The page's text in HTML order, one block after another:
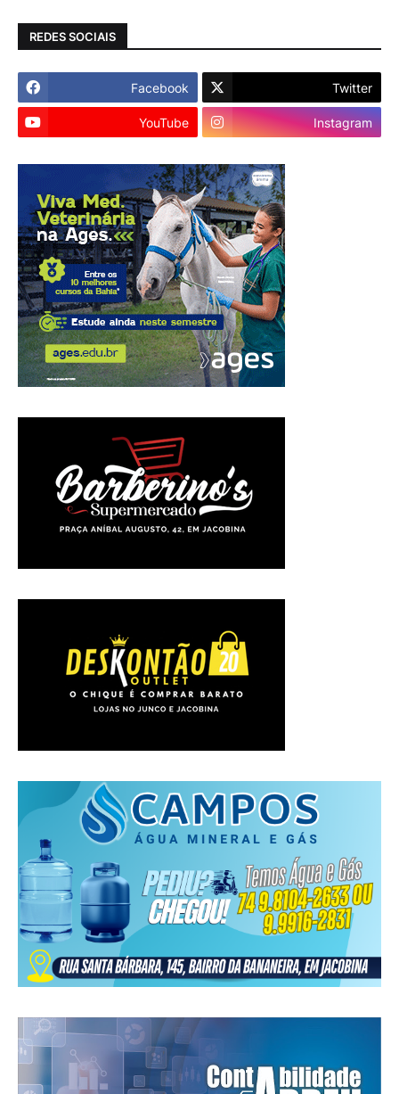
REDES SOCIAIS
Facebook Twitter
YouTube Instagram